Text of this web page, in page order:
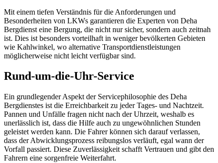
Mit einem tiefen Verständnis für die Anforderungen und
Besonderheiten von LKWs garantieren die Experten von Deha
Bergdienst eine Bergung, die nicht nur sicher, sondern auch zeitnah
ist. Dies ist besonders vorteilhaft in weniger bevölkerten Gebieten
wie Kahlwinkel, wo alternative Transportdienstleistungen
möglicherweise nicht leicht verfügbar sind.
Rund-um-die-Uhr-Service
Ein grundlegender Aspekt der Servicephilosophie des Deha
Bergdienstes ist die Erreichbarkeit zu jeder Tages- und Nachtzeit.
Pannen und Unfälle fragen nicht nach der Uhrzeit, weshalb es
unerlässlich ist, dass die Hilfe auch zu ungewöhnlichen Stunden
geleistet werden kann. Die Fahrer können sich darauf verlassen,
dass der Abwicklungsprozess reibungslos verläuft, egal wann der
Vorfall passiert. Diese Zuverlässigkeit schafft Vertrauen und gibt den
Fahrern eine sorgenfreie Weiterfahrt.